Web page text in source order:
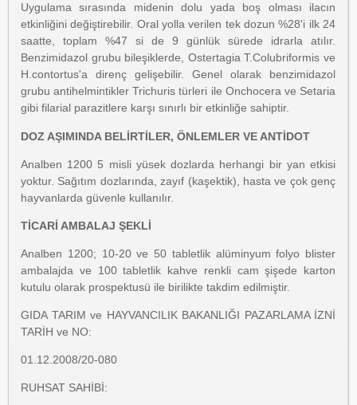
Uygulama sırasında midenin dolu yada boş olması ilacın
etkinliğini değiştirebilir. Oral yolla verilen tek dozun %28'i ilk 24
saatte, toplam %47 si de 9 günlük sürede idrarla atılır.
Benzimidazol grubu bileşiklerde, Ostertagia T.Colubriformis ve
H.contortus'a direnç gelişebilir. Genel olarak benzimidazol
grubu antihelmintikler Trichuris türleri ile Onchocera ve Setaria
gibi filarial parazitlere karşı sınırlı bir etkinliğe sahiptir.
DOZ AŞIMINDA BELİRTİLER, ÖNLEMLER VE ANTİDOT
Analben 1200 5 misli yüsek dozlarda herhangi bir yan etkisi
yoktur. Sağıtım dozlarında, zayıf (kaşektik), hasta ve çok genç
hayvanlarda güvenle kullanılır.
TİCARİ AMBALAJ ŞEKLİ
Analben 1200; 10-20 ve 50 tabletlik alüminyum folyo blister
ambalajda ve 100 tabletlik kahve renkli cam şişede karton
kutulu olarak prospektusü ile birilikte takdim edilmiştir.
GIDA TARIM ve HAYVANCILIK BAKANLIĞI PAZARLAMA İZNİ
TARİH ve NO:
01.12.2008/20-080
RUHSAT SAHİBİ: